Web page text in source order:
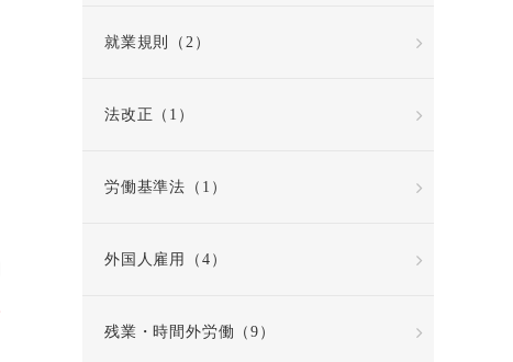
就業規則（2）
法改正（1）
労働基準法（1）
外国人雇用（4）
残業・時間外労働（9）